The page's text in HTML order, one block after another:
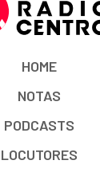
HOME
NOTAS
PODCASTS
LOCUTORES